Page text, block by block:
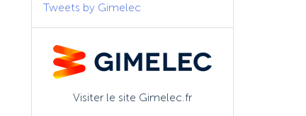
Tweets by Gimelec
Visiter le site Gimelec.fr